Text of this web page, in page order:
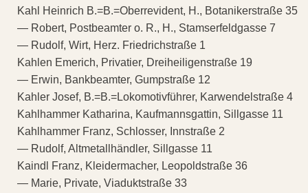
Kahl Heinrich B.=B.=Oberrevident, H., Botanikerstraße 35
— Robert, Postbeamter o. R., H., Stamserfeldgasse 7
— Rudolf, Wirt, Herz. Friedrichstraße 1
Kahlen Emerich, Privatier, Dreiheiligenstraße 19
— Erwin, Bankbeamter, Gumpstraße 12
Kahler Josef, B.=B.=Lokomotivführer, Karwendelstraße 4
Kahlhammer Katharina, Kaufmannsgattin, Sillgasse 11
Kahlhammer Franz, Schlosser, Innstraße 2
— Rudolf, Altmetallhändler, Sillgasse 11
Kaindl Franz, Kleidermacher, Leopoldstraße 36
— Marie, Private, Viaduktstraße 33